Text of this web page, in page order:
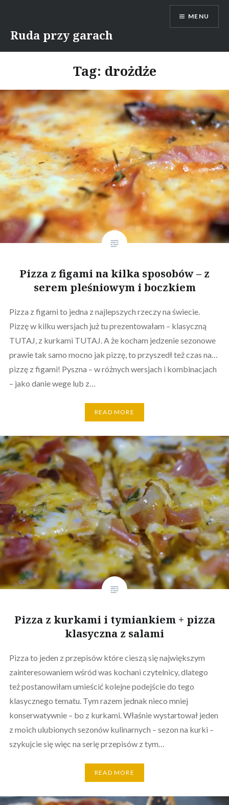
content
Ruda przy garach
MENU
Tag: drożdże
Pizza z figami na kilka sposobów – z
serem pleśniowym i boczkiem
Pizza z figami to jedna z najlepszych rzeczy na świecie.
Pizzę w kilku wersjach już tu prezentowałam – klasyczną
TUTAJ, z kurkami TUTAJ. A że kocham jedzenie sezonowe
prawie tak samo mocno jak pizzę, to przyszedł też czas na…
pizzę z figami! Pyszna – w różnych wersjach i kombinacjach
– jako danie wege lub z…
READ MORE
Pizza z kurkami i tymiankiem + pizza
klasyczna z salami
Pizza to jeden z przepisów które cieszą się największym
zainteresowaniem wśród was kochani czytelnicy, dlatego
też postanowiłam umieścić kolejne podejście do tego
klasycznego tematu. Tym razem jednak nieco mniej
konserwatywnie – bo z kurkami. Właśnie wystartował jeden
z moich ulubionych sezonów kulinarnych – sezon na kurki –
szykujcie się więc na serię przepisów z tym…
READ MORE